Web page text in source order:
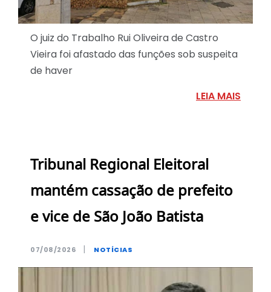
O juiz do Trabalho Rui Oliveira de Castro
Vieira foi afastado das funções sob suspeita
de haver
LEIA MAIS
Tribunal Regional Eleitoral
mantém cassação de prefeito
e vice de São João Batista
07/08/2026 | NOTÍCIAS